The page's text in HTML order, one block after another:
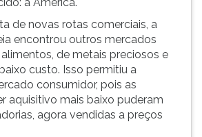
de novas rotas comerciais, a
encontrou outros mercados
de metais preciosos e
custo. Isso permitiu a
consumidor, pois as
aquisitivo mais baixo puderam
agora vendi­das a preços